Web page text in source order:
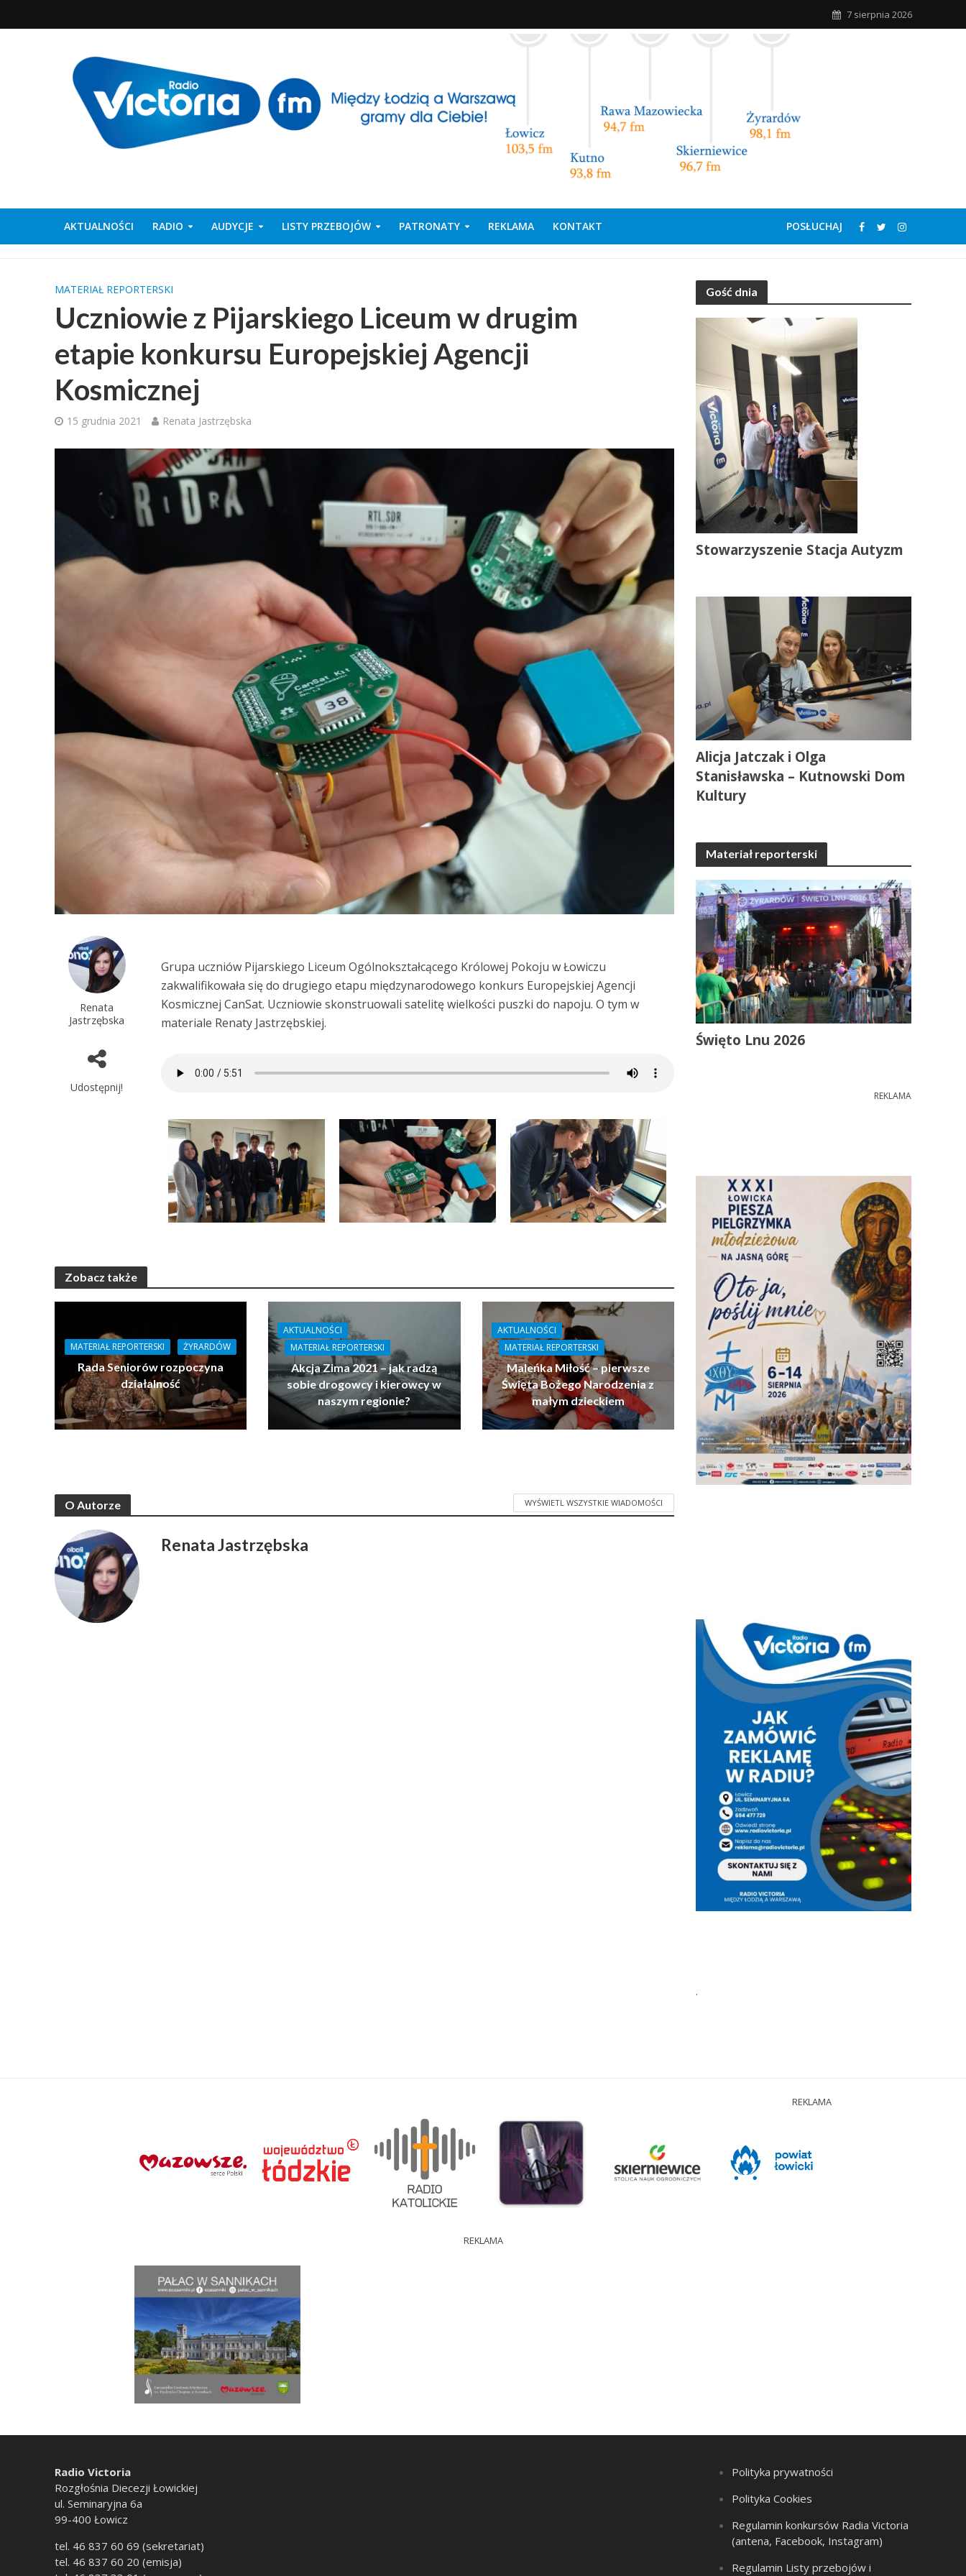
7 sierpnia 2026
AKTUALNOŚCI RADIO AUDYCJE LISTY PRZEBOJÓW PATRONATY REKLAMA KONTAKT POSŁUCHAJ
MATERIAŁ REPORTERSKI
Uczniowie z Pijarskiego Liceum w drugim
etapie konkursu Europejskiej Agencji
Kosmicznej
15 grudnia 2021 Renata Jastrzębska
Renata
Jastrzębska
Udostępnij!
Grupa uczniów Pijarskiego Liceum Ogólnokształcącego Królowej Pokoju w Łowiczu
zakwalifikowała się do drugiego etapu międzynarodowego konkurs Europejskiej Agencji
Kosmicznej CanSat. Uczniowie skonstruowali satelitę wielkości puszki do napoju. O tym w
materiale Renaty Jastrzębskiej.
Zobacz także
MATERIAŁ REPORTERSKI ŻYRARDÓW
Rada Seniorów rozpoczyna
działalność
AKTUALNOŚCI
MATERIAŁ REPORTERSKI
Akcja Zima 2021 – jak radzą
sobie drogowcy i kierowcy w
naszym regionie?
AKTUALNOŚCI
MATERIAŁ REPORTERSKI
Maleńka Miłość – pierwsze
Święta Bożego Narodzenia z
małym dzieckiem
O Autorze WYŚWIETL WSZYSTKIE WIADOMOŚCI
Renata Jastrzębska
Gość dnia
Stowarzyszenie Stacja Autyzm
Alicja Jatczak i Olga
Stanisławska – Kutnowski Dom
Kultury
Materiał reporterski
Święto Lnu 2026
REKLAMA
.
REKLAMA
REKLAMA
Radio Victoria
Rozgłośnia Diecezji Łowickiej
ul. Seminaryjna 6a
99-400 Łowicz
tel. 46 837 60 69 (sekretariat)
tel. 46 837 60 20 (emisja)
Polityka prywatności
Polityka Cookies
Regulamin konkursów Radia Victoria
(antena, Facebook, Instagram)
Regulamin Listy przebojów i